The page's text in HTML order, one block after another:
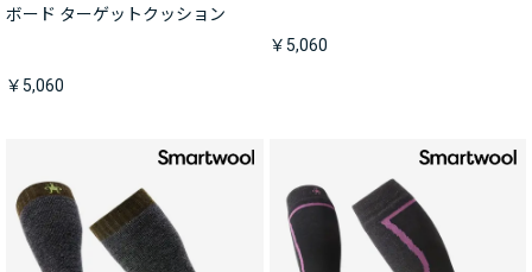
ボード ターゲットクッション
￥5,060
￥5,060